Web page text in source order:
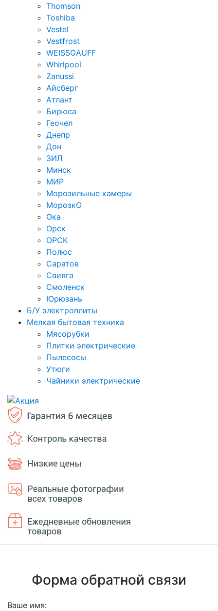
Thomson
Toshiba
Vestel
Vestfrost
WEISSGAUFF
Whirlpool
Zanussi
Айсберг
Атлант
Бирюса
Геочел
Днепр
Дон
ЗИЛ
Минск
МИР
Морозильные камеры
МорозкО
Ока
Орск
ОРСК
Полюс
Саратов
Свияга
Смоленск
Юрюзань
Б/У электроплиты
Мелкая бытовая техника
Мясорубки
Плитки электрические
Пылесосы
Утюги
Чайники электрические
Форма обратной связи
Ваше имя: